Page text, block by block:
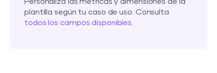
plantilla según tu caso de uso. Consulta
todos los campos disponibles